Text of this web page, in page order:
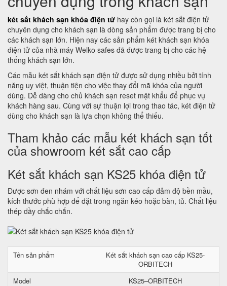
két sắt khách sạn khóa điện tử hay còn gọi là két sắt điện tử
chuyên dụng cho khách sạn là dòng sản phẩm được trang bị cho
các khách sạn lớn. Hiện nay các sản phẩm két khách sạn khóa
điện tử của nhà máy Welko safes đã được trang bị cho các hệ
thống khách sạn lớn.
Các mẫu két sắt khách sạn điện tử được sử dụng nhiều bởi tính
năng uy việt, thuận tiện cho việc thay đổi mã khóa của người
dùng. Dễ dàng cho chủ khách sạn reset mật khẩu để phục vụ
khách hàng sau. Cùng với sự thuận lợi trong thao tác, két điện tử
dùng cho khách sạn là lựa chọn không thể thiếu.
Tham khảo các mẫu két khách sạn tốt
của showroom két sắt cao cấp
Két sắt khách sạn KS25 khóa điện tử
Được sơn đen nhám với chất liệu sơn cao cấp đảm độ bền mầu,
kích thước phù hợp để đặt trong ngăn kéo hoặc bàn, tủ. Chất liệu
thép dầy chắc chắn.
Tên sản phẩm
Két sắt khách sạn cao cấp KS25-
ORBITECH
Model
KS25–ORBITECH